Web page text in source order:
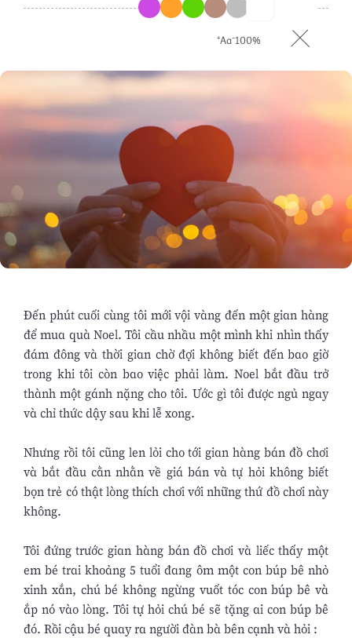
⁺Aa⁻100%
Ðến phút cuối cùng tôi mới vội vàng đến một gian hàng
để mua quà Noel. Tôi cầu nhầu một mình khi nhìn thấy
đám đông và thời gian chờ đợi không biết đến bao giờ
trong khi tôi còn bao việc phải làm. Noel bắt đầu trở
thành một gánh nặng cho tôi. Ước gì tôi được ngủ ngay
và chỉ thức dậy sau khi lễ xong.
Nhưng rồi tôi cũng len lỏi cho tới gian hàng bán đồ chơi
và bắt đầu cằn nhằn về giá bán và tự hỏi không biết
bọn trẻ có thật lòng thích chơi với những thứ đồ chơi này
không.
Tôi đứng trước gian hàng bán đồ chơi và liếc thấy một
em bé trai khoảng 5 tuổi đang ôm một con búp bê nhỏ
xinh xắn, chú bé không ngừng vuốt tóc con búp bê và
ắp nó vào lòng. Tôi tự hỏi chú bé sẽ tặng ai con búp bê
đó. Rồi cậu bé quay ra người đàn bà bên cạnh và hỏi :